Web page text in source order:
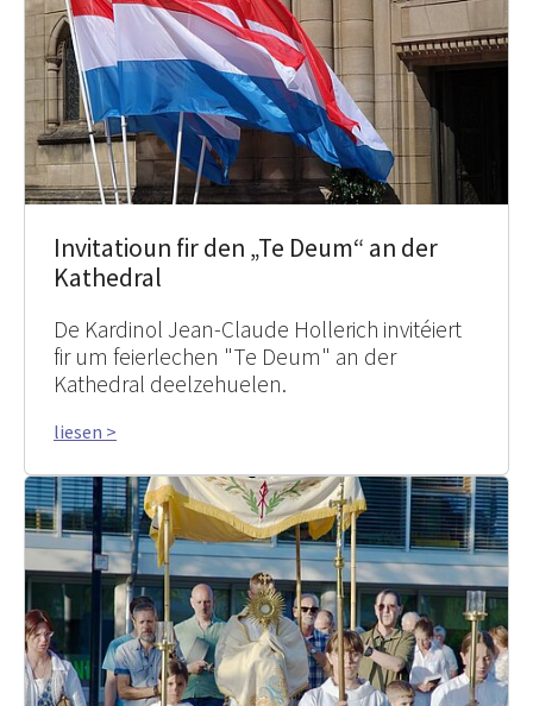
Invitatioun fir den „Te Deum“ an der
Kathedral
De Kardinol Jean-Claude Hollerich invitéiert
fir um feierlechen "Te Deum" an der
Kathedral deelzehuelen.
liesen >